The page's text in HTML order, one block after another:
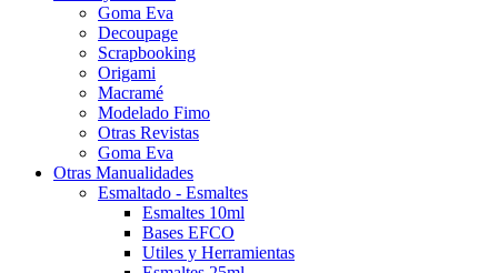
Goma Eva
Decoupage
Scrapbooking
Origami
Macramé
Modelado Fimo
Otras Revistas
Goma Eva
Otras Manualidades
Esmaltado - Esmaltes
Esmaltes 10ml
Bases EFCO
Utiles y Herramientas